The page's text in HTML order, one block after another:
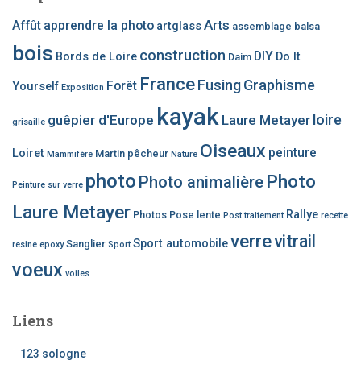
Affût apprendre la photo artglassArts assemblage balsa
bois Bords de Loire construction Daim DIY Do It
Yourself Exposition Forêt FranceFusingGraphisme
grisaille guêpier d'Europe kayak Laure Metayer loire
Loiret Mammifère Martin pêcheur Nature Oiseaux peinture
Peinture sur verre photo Photo animalière Photo
Laure Metayer Photos Pose lente Post traitement Rallye recette
resine epoxy Sanglier Sport Sport automobileverrevitrail
voeux voiles
Liens
123 sologne